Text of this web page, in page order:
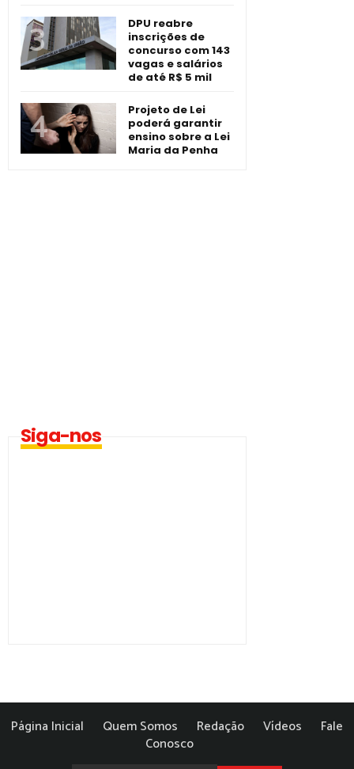
DPU reabre
inscrições de
concurso com 143
vagas e salários
de até R$ 5 mil
Projeto de Lei
poderá garantir
ensino sobre a Lei
Maria da Penha
Siga-nos
Página Inicial Quem Somos Redação Vídeos
Fale
Conosco